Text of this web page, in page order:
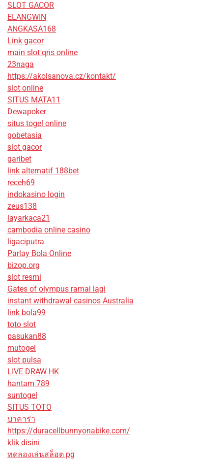
SLOT GACOR
ELANGWIN
ANGKASA168
Link gacor
main slot qris online
23naga
https://akolsanova.cz/kontakt/
slot online
SITUS MATA11
Dewapoker
situs togel online
gobetasia
slot gacor
garibet
link alternatif 188bet
receh69
indokasino login
zeus138
layarkaca21
cambodia online casino
ligaciputra
Parlay Bola Online
bizop.org
slot resmi
Gates of olympus ramai lagi
instant withdrawal casinos Australia
link bola99
toto slot
pasukan88
mutogel
slot pulsa
LIVE DRAW HK
hantam 789
suntogel
SITUS TOTO
บาคาร่า
https://duracellbunnyonabike.com/
klik disini
ทดลองเล่นสล็อต pg